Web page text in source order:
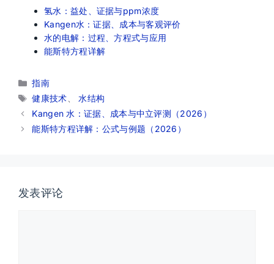
氢水：益处、证据与ppm浓度
Kangen水：证据、成本与客观评价
水的电解：过程、方程式与应用
能斯特方程详解
分
类
指南
标
签
健康技术 、水结构
Kangen 水：证据、成本与中立评测（2026）
能斯特方程详解：公式与例题（2026）
发表评论